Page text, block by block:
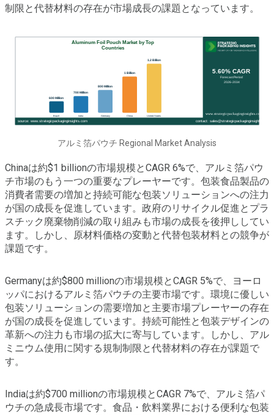
制限と代替材料の存在が市場成長の課題となっています。
アルミ箔パウチ Regional Market Analysis
Chinaは約$1 billionの市場規模とCAGR 6%で、アルミ箔パウ
チ市場のもう一つの重要なプレーヤーです。包装食品製品の
消費者需要の増加と持続可能な包装ソリューションへの注力
が国の成長を促進しています。政府のリサイクル促進とプラ
スチック廃棄物削減の取り組みも市場の成長を後押ししてい
ます。しかし、原材料価格の変動と代替包装材料との競争が
課題です。
Germanyは約$800 millionの市場規模とCAGR 5%で、ヨーロ
ッパにおけるアルミ箔パウチの主要市場です。環境に優しい
包装ソリューションの需要増加と主要市場プレーヤーの存在
が国の成長を促進しています。持続可能性と包装デザインの
革新への注力も市場の拡大に寄与しています。しかし、アル
ミニウム使用に関する規制制限と代替材料の存在が課題で
す。
Indiaは約$700 millionの市場規模とCAGR 7%で、アルミ箔パ
ウチの急成長市場です。食品・飲料業界における便利な包装